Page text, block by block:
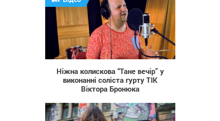
2 547
Ніжна колискова “Тане вечір” у
виконанні соліста гурту ТІК
Віктора Бронюка